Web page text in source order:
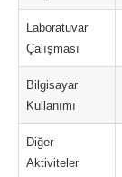
Laboratuvar
Çalışması
Bilgisayar
Kullanımı
Diğer
Aktiviteler